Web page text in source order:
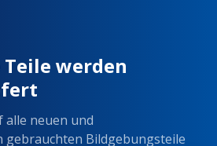
werden
alle neuen und
gebrauchten Bildgebungsteile